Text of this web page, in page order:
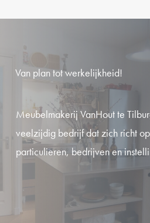
Van plantotwerkelijkheid!
Meubelmakerij VanHout te
veelzijdig bedrijf dat zich richt
particulieren, bedrijven en